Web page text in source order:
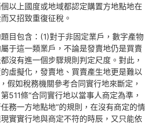
以上國度或地域都認定購置方地點地在
又招致重復征稅。
目包含：(1)對于非固定業戶，數字產物
于這一類業戶，不論是發賣地仍是買賣
沒有進一個步驟規則判定尺度。對此，
虛擬化，發賣地、買賣產生地更是難以
假如稅務機關參考合同實行地來斷定，
511條“合同實行地以當事人商定為準，
務一方地點地”的規則，在沒有商定的情
實實行地與商定不符的時辰，又只能依